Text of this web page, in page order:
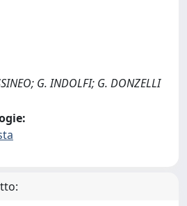
G. INDOLFI; G. DONZELLI